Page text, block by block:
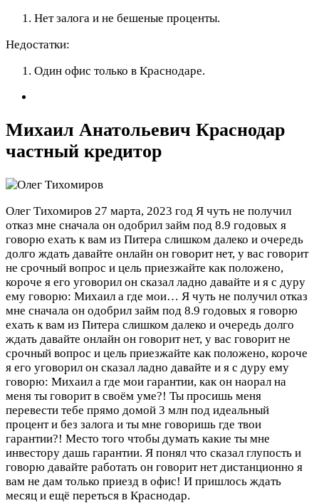
Нет залога и не бешеные проценты.
Недостатки:
Один офис только в Краснодаре.
Михаил Анатольевич Краснодар
частный кредитор
Олег Тихомиров 27 марта, 2023 год Я чуть не получил
отказ мне сначала он одобрил займ под 8.9 годовых я
говорю ехать к вам из Питера слишком далеко и очередь
долго ждать давайте онлайн он говорит нет, у вас говорит
не срочный вопрос и цель приезжайте как положено,
короче я его уговорил он сказал ладно давайте и я с дуру
ему говорю: Михаил а где мои… Я чуть не получил отказ
мне сначала он одобрил займ под 8.9 годовых я говорю
ехать к вам из Питера слишком далеко и очередь долго
ждать давайте онлайн он говорит нет, у вас говорит не
срочный вопрос и цель приезжайте как положено, короче
я его уговорил он сказал ладно давайте и я с дуру ему
говорю: Михаил а где мои гарантии, как он наорал на
меня ты говорит в своём уме?! Ты просишь меня
перевести тебе прямо домой 3 млн под идеальный
процент и без залога и ты мне говоришь где твои
гарантии?! Место того чтобы думать какие ты мне
инвестору дашь гарантии. Я понял что сказал глупость и
говорю давайте работать он говорит нет дистанционно я
вам не дам только приезд в офис! И пришлось ждать
месяц и ещё переться в Краснодар.